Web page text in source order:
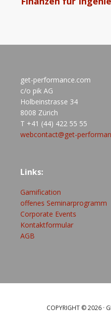
get-performance.com
c/o pik AG
Holbeinstrasse 34
8008 Zürich
T +41 (44) 422 55 55
webcontact@get-
Links:
Gamification
offenes Seminarprogramm
Corporate Events
Kontaktformular
AGB
COPYRIGHT © 2026 ·